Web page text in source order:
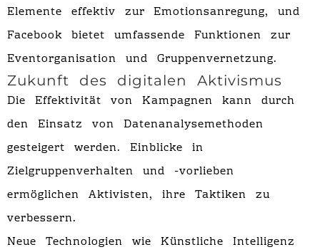
Elemente effektiv zur Emotionsanregung, und
Facebook bietet umfassende Funktionen zur
Eventorganisation und Gruppenvernetzung.
Zukunft des digitalen Aktivismus
Die Effektivität von Kampagnen kann durch
den Einsatz von Datenanalysemethoden
gesteigert werden. Einblicke in
Zielgruppenverhalten und -vorlieben
ermöglichen Aktivisten, ihre Taktiken zu
verbessern.
Neue Technologien wie Künstliche Intelligenz